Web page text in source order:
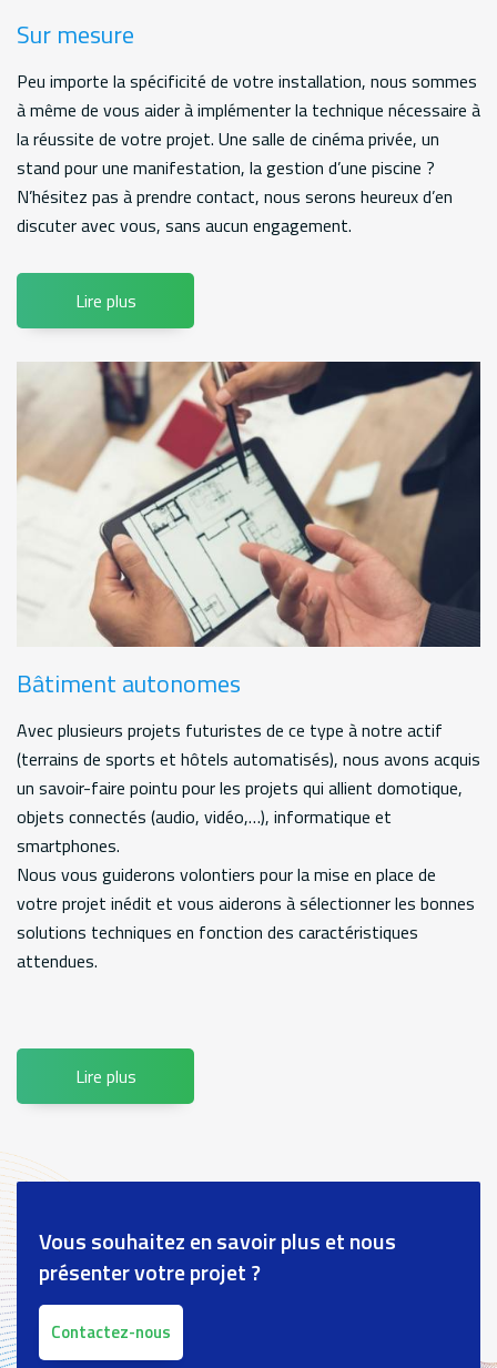
Sur mesure
Peu importe la spécificité de votre installation, nous sommes
à même de vous aider à implémenter la technique nécessaire à
la réussite de votre projet. Une salle de cinéma privée, un
stand pour une manifestation, la gestion d’une piscine ?
N’hésitez pas à prendre contact, nous serons heureux d’en
discuter avec vous, sans aucun engagement.
Lire plus
Bâtiment autonomes
Avec plusieurs projets futuristes de ce type à notre actif
(terrains de sports et hôtels automatisés), nous avons acquis
un savoir-faire pointu pour les projets qui allient domotique,
objets connectés (audio, vidéo,…), informatique et
smartphones.
Nous vous guiderons volontiers pour la mise en place de
votre projet inédit et vous aiderons à sélectionner les bonnes
solutions techniques en fonction des caractéristiques
attendues.
Lire plus
Vous souhaitez en savoir plus et nous
présenter votre projet ?
Contactez-nous